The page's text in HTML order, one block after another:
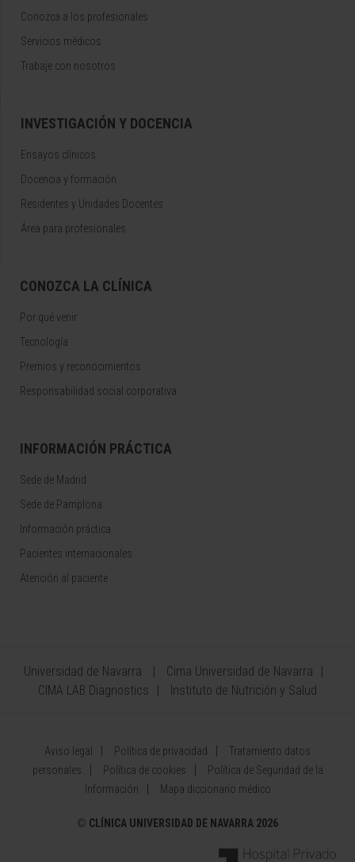
Conozca a los profesionales
Servicios médicos
Trabaje con nosotros
INVESTIGACIÓN Y DOCENCIA
Ensayos clínicos
Docencia y formación
Residentes y Unidades Docentes
Área para profesionales
CONOZCA LA CLÍNICA
Por qué venir
Tecnología
Premios y reconocimientos
Responsabilidad social corporativa
INFORMACIÓN PRÁCTICA
Sede de Madrid
Sede de Pamplona
Información práctica
Pacientes internacionales
Atención al paciente
Universidad de Navarra
Cima Universidad de Navarra
CIMA LAB Diagnostics
Instituto de Nutrición y Salud
Aviso legal Política de privacidad
Tratamiento datos
personales
Política de cookies
Política de Seguridad de la
Información
Mapa diccionario médico
© CLÍNICA UNIVERSIDAD DE NAVARRA 2026